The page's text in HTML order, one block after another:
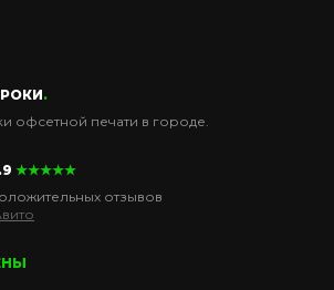
.
офсетной печати в городе.
★★★★★
отзывов